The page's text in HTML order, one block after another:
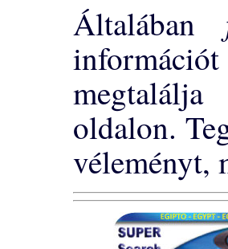
Általában
oldalon.
véleményt,